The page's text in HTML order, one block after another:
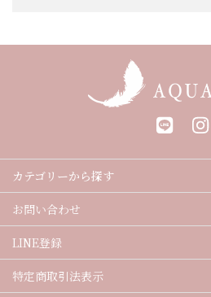
カテゴリーから探す
お問い合わせ
LINE登録
特定商取引法表示